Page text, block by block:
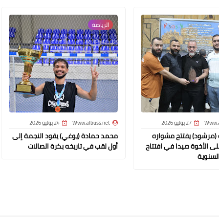
27 يوليو 2026
(مرشود) يفتتح مشواره
الأخوة صيدا في افتتاح
الرياضة
Www.albuss.net 24 يوليو 2026
محمد حمادة (يوغي) يقود النجمة إلى
أول لقب في تاريخه بكرة الصالات
Www.albuss.net
23 أغسطس 2019
Www.albuss.net